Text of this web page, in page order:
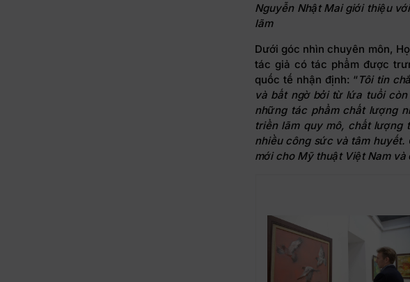
Nguyễn Nhật Mai giới thiệu
lãm
Dưới góc nhìn chuyên môn,
tác giả có tác phẩm được
quốc tế nhận định: “Tôi tin
và bất ngờ bởi từ lứa tuổi
những tác phẩm chất lượng
triển lãm quy mô, chất lượng
nhiều công sức và tâm huyết.
mới cho Mỹ thuật Việt Nam